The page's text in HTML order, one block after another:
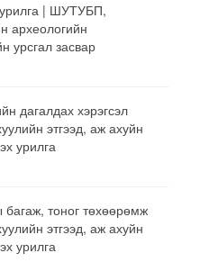
| ШУТУБП,
археологийн
урсгал засвар
дагалдах хэрэгсэл
этгээд, аж ахуйн
урилга
тоног төхөөрөмж
этгээд, аж ахуйн
урилга